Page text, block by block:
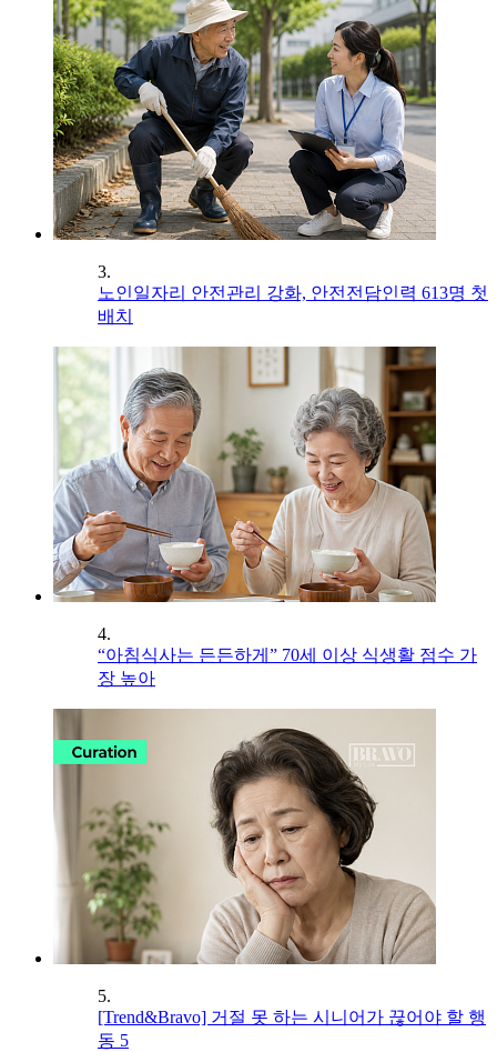
3.
노인일자리 안전관리 강화, 안전전담인력 613명 첫
배치
4.
“아침식사는 든든하게” 70세 이상 식생활 점수 가
장 높아
5.
[Trend&Bravo] 거절 못 하는 시니어가 끊어야 할 행
동 5